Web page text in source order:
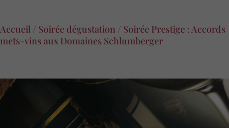
Accueil / Soirée dégustation / Soirée Prestige : Accords
mets-vins aux Domaines Schlumberger